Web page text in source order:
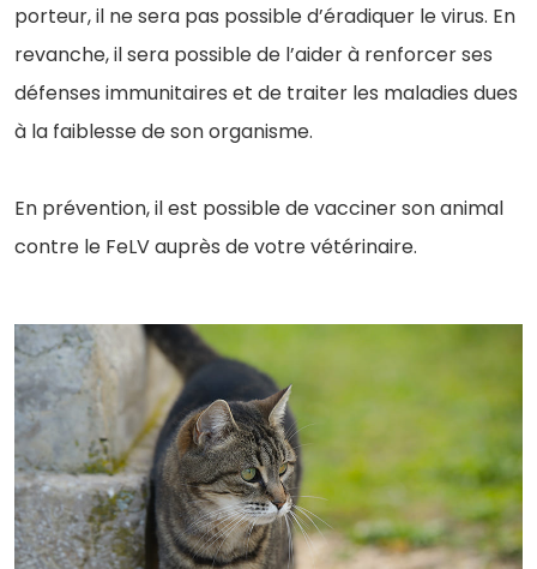
porteur, il ne sera pas possible d’éradiquer le virus. En
revanche, il sera possible de l’aider à renforcer ses
défenses immunitaires et de traiter les maladies dues
à la faiblesse de son organisme.
En prévention, il est possible de vacciner son animal
contre le FeLV auprès de votre vétérinaire.